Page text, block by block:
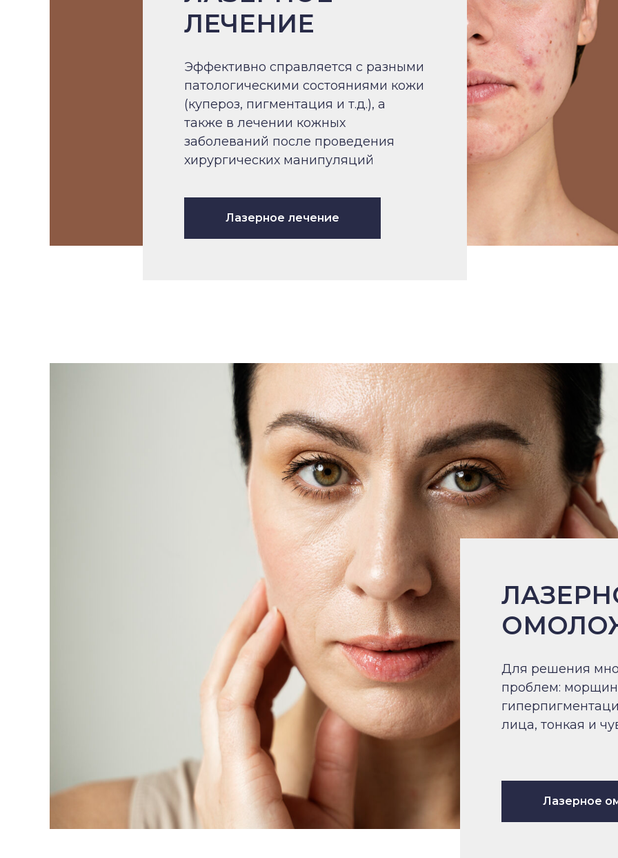
ЛЕЧЕНИЕ
Эффективно справляется с разными
патологическими состояниями кожи
(купероз, пигментация и т.д.), а
также в лечении кожных
заболеваний после проведения
хирургических манипуляций
Лазерное лечение
Для решения
проблем:
лица, тонкая и
Лазерное